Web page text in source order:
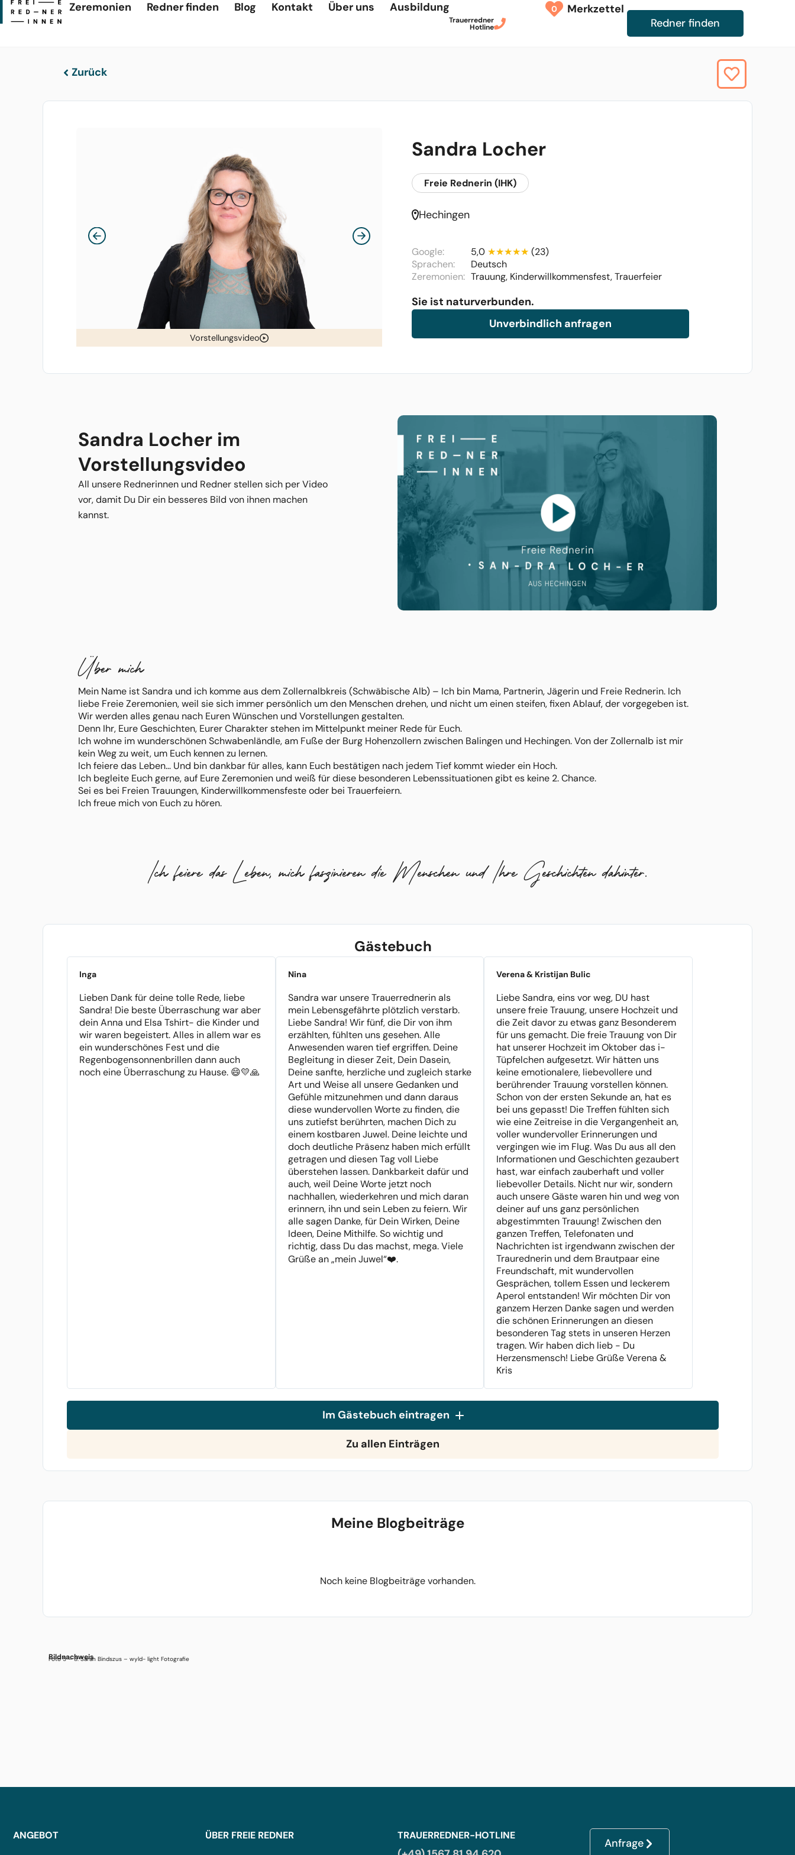
Zeremonien Redner finden Blog Kontakt Über uns Ausbildung
Trauerredner
Hotline
0
Merkzettel
Redner finden
Zurück
Vorstellungsvideo
Sandra Locher
Freie Rednerin (IHK)
Hechingen
Google: 5,0
(23)
Sprachen:
Deutsch
Zeremonien: Trauung, Kinderwillkommensfest, Trauerfeier
Sie ist naturverbunden.
Unverbindlich anfragen
Sandra Locher im
Vorstellungsvideo
All unsere Rednerinnen und Redner stellen sich per Video
vor, damit Du Dir ein besseres Bild von ihnen machen
kannst.
Über mich
Mein Name ist Sandra und ich komme aus dem Zollernalbkreis (Schwäbische Alb) – Ich bin Mama, Partnerin, Jägerin und Freie Rednerin. Ich
liebe Freie Zeremonien, weil sie sich immer persönlich um den Menschen drehen, und nicht um einen steifen, fixen Ablauf, der vorgegeben ist.
Wir werden alles genau nach Euren Wünschen und Vorstellungen gestalten.
Denn Ihr, Eure Geschichten, Eurer Charakter stehen im Mittelpunkt meiner Rede für Euch.
Ich wohne im wunderschönen Schwabenländle, am Fuße der Burg Hohenzollern zwischen Balingen und Hechingen. Von der Zollernalb ist mir
kein Weg zu weit, um Euch kennen zu lernen.
Ich feiere das Leben… Und bin dankbar für alles, kann Euch bestätigen nach jedem Tief kommt wieder ein Hoch.
Ich begleite Euch gerne, auf Eure Zeremonien und weiß für diese besonderen Lebenssituationen gibt es keine 2. Chance.
Sei es bei Freien Trauungen, Kinderwillkommensfeste oder bei Trauerfeiern.
Ich freue mich von Euch zu hören.
Ich feiere das Leben, mich faszinieren die Menschen und Ihre Geschichten dahinter.
Gästebuch
Inga
Lieben Dank für deine tolle Rede, liebe
Sandra! Die beste Überraschung war aber
dein Anna und Elsa Tshirt- die Kinder und
wir waren begeistert. Alles in allem war es
ein wunderschönes Fest und die
Regenbogensonnenbrillen dann auch
noch eine Überraschung zu Hause. 😄💛🙏
Nina
Sandra war unsere Trauerrednerin als
mein Lebensgefährte plötzlich verstarb.
Liebe Sandra! Wir fünf, die Dir von ihm
erzählten, fühlten uns gesehen. Alle
Anwesenden waren tief ergriffen. Deine
Begleitung in dieser Zeit, Dein Dasein,
Deine sanfte, herzliche und zugleich starke
Art und Weise all unsere Gedanken und
Gefühle mitzunehmen und dann daraus
diese wundervollen Worte zu finden, die
uns zutiefst berührten, machen Dich zu
einem kostbaren Juwel. Deine leichte und
doch deutliche Präsenz haben mich erfüllt
getragen und diesen Tag voll Liebe
überstehen lassen. Dankbarkeit dafür und
auch, weil Deine Worte jetzt noch
nachhallen, wiederkehren und mich daran
erinnern, ihn und sein Leben zu feiern. Wir
alle sagen Danke, für Dein Wirken, Deine
Ideen, Deine Mithilfe. So wichtig und
richtig, dass Du das machst, mega. Viele
Grüße an „mein Juwel“❤️.
Verena & Kristijan Bulic
Liebe Sandra, eins vor weg, DU hast
unsere freie Trauung, unsere Hochzeit und
die Zeit davor zu etwas ganz Besonderem
für uns gemacht. Die freie Trauung von Dir
hat unserer Hochzeit im Oktober das i-
Tüpfelchen aufgesetzt. Wir hätten uns
keine emotionalere, liebevollere und
berührender Trauung vorstellen können.
Schon von der ersten Sekunde an, hat es
bei uns gepasst! Die Treffen fühlten sich
wie eine Zeitreise in die Vergangenheit an,
voller wundervoller Erinnerungen und
vergingen wie im Flug. Was Du aus all den
Informationen und Geschichten gezaubert
hast, war einfach zauberhaft und voller
liebevoller Details. Nicht nur wir, sondern
auch unsere Gäste waren hin und weg von
deiner auf uns ganz persönlichen
abgestimmten Trauung! Zwischen den
ganzen Treffen, Telefonaten und
Nachrichten ist irgendwann zwischen der
Traurednerin und dem Brautpaar eine
Freundschaft, mit wundervollen
Gesprächen, tollem Essen und leckerem
Aperol entstanden! Wir möchten Dir von
ganzem Herzen Danke sagen und werden
die schönen Erinnerungen an diesen
besonderen Tag stets in unseren Herzen
tragen. Wir haben dich lieb - Du
Herzensmensch! Liebe Grüße Verena &
Kris
Im Gästebuch eintragen
Zu allen Einträgen
Meine Blogbeiträge
Noch keine Blogbeiträge vorhanden.
Bildnachweis
Foto 5 – 8: Sarah Bindszus – wyld- light Fotografie
ANGEBOT ÜBER FREIE REDNER TRAUERREDNER-HOTLINE
Anfrage